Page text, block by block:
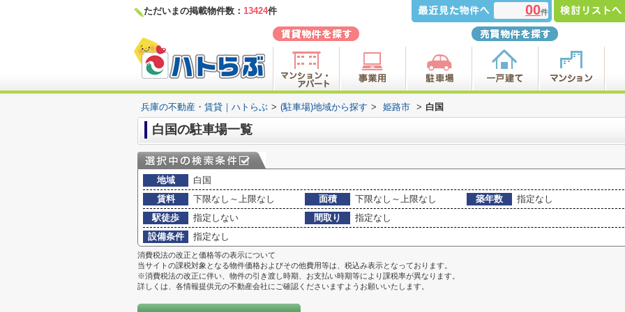
ただいまの掲載物件数： 13424件 00件
兵庫の不動産・賃貸｜ハトらぶ > (駐車場)地域から探す > 姫路市 > 白国
白国の駐車場一覧
地域
白国
賃料
下限なし～上限なし 面積 下限なし～上限なし 築年数
指定なし
駅徒歩
指定しない 間取り
指定なし
設備条件
指定なし
消費税法の改正と価格等の表示について
当サイトの課税対象となる物件価格およびその他費用等は、税込み表示となっております。
※消費税法の改正に伴い、物件の引き渡し時期、お支払い時期等により課税率が異なります。
詳しくは、各情報提供元の不動産会社にご確認くださいますようお願いいたします。